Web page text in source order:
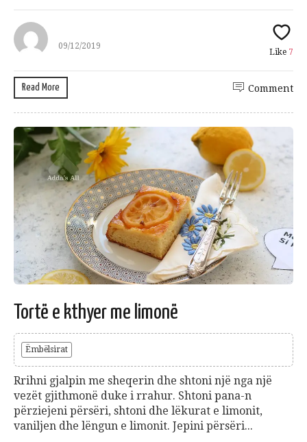
09/12/2019
Like 7
Read More Comment
Tortë e kthyer me limonë
Ëmbëlsirat
Rrihni gjalpin me sheqerin dhe shtoni një nga një
vezët gjithmonë duke i rrahur. Shtoni pana-n
përziejeni përsëri, shtoni dhe lëkurat e limonit,
vaniljen dhe lëngun e limonit. Jepini përsëri...